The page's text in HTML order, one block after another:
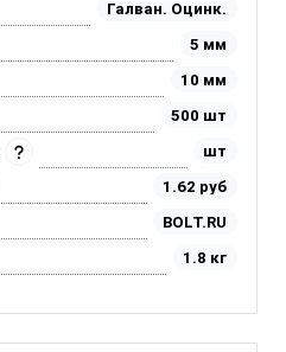
Галван. Оцинк.
5 мм
10 мм
500 шт
шт
1.62 руб
BOLT.RU
1.8 кг